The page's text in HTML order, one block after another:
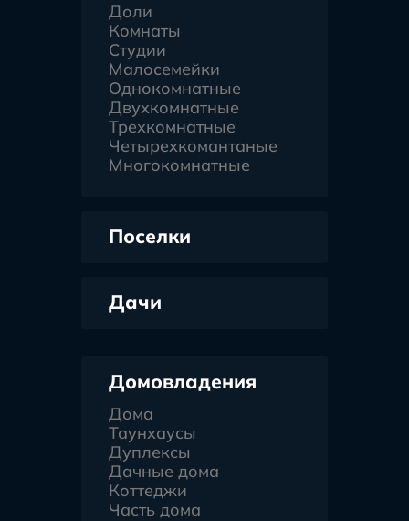
Доли
Комнаты
Студии
Малосемейки
Однокомнатные
Двухкомнатные
Трехкомнатные
Четырехкомантаные
Многокомнатные
Поселки
Дачи
Домовладения
Дома
Таунхаусы
Дуплексы
Дачные дома
Коттеджи
Часть дома